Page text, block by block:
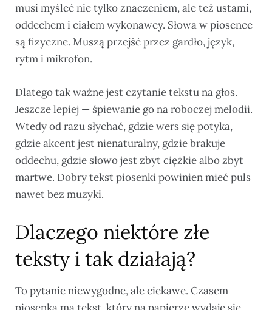
musi myśleć nie tylko znaczeniem, ale też ustami,
oddechem i ciałem wykonawcy. Słowa w piosence
są fizyczne. Muszą przejść przez gardło, język,
rytm i mikrofon.
Dlatego tak ważne jest czytanie tekstu na głos.
Jeszcze lepiej — śpiewanie go na roboczej melodii.
Wtedy od razu słychać, gdzie wers się potyka,
gdzie akcent jest nienaturalny, gdzie brakuje
oddechu, gdzie słowo jest zbyt ciężkie albo zbyt
martwe. Dobry tekst piosenki powinien mieć puls
nawet bez muzyki.
Dlaczego niektóre złe
teksty i tak działają?
To pytanie niewygodne, ale ciekawe. Czasem